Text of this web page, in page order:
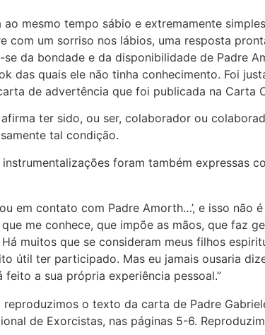
mesmo tempo sábio e extremamente
um sorriso nos lábios, uma resposta
da bondade e da disponibilidade de Padre
das quais ele não tinha conhecimento. Foi
de advertência que foi publicada na Carta
ter sido, ou ser, colaborador ou
tal condição.
foram também expressas
em contato com Padre Amorth…’, e isso não
me conhece, que impõe as mãos, que faz
muitos que se consideram meus filhos
útil ter participado. Mas eu jamais ousaria
a sua própria experiência pessoal.”
o texto da carta de Padre
de Exorcistas, nas páginas 5-6.